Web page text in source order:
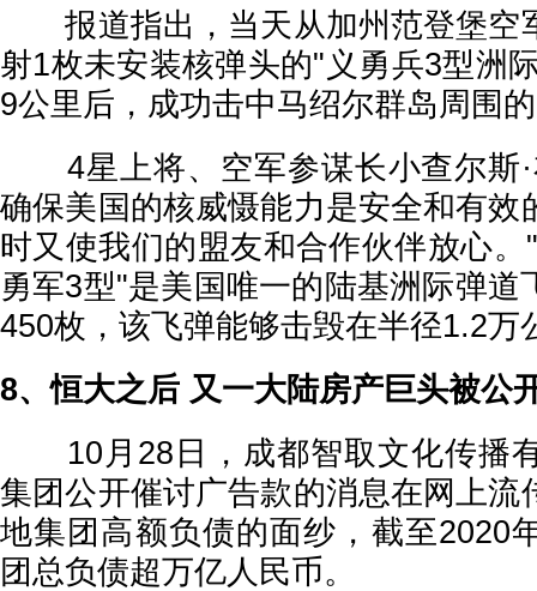
报道指出，当天从加州范登堡空
射1枚未安装核弹头的"义勇兵3型洲
9公里后，成功击中马绍尔群岛周围
4星上将、空军参谋长小查尔斯·
确保美国的核威慑能力是安全和有效
时又使我们的盟友和合作伙伴放心
勇军3型"是美国唯一的陆基洲际弹道
450枚，该飞弹能够击毁在半径1.2万
8、恒大之后 又一大陆房产巨头被公
10月28日，成都智取文化传播
集团公开催讨广告款的消息在网上流
地集团高额负债的面纱，截至2020
团总负债超万亿人民币。